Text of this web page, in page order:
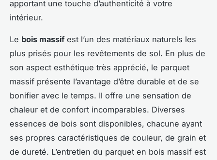
apportant une touche d’authenticité à votre
intérieur.
Le bois massifest l’un des matériaux naturels les
plus prisés pour les revêtements de sol. En plus de
son aspect esthétique très apprécié, le parquet
massif présente l’avantage d’être durable et de se
bonifier avec le temps. Il offre une sensation de
chaleur et de confort incomparables. Diverses
essences de bois sont disponibles, chacune ayant
ses propres caractéristiques de couleur, de grain et
de dureté. L’entretien du parquet en bois massif est